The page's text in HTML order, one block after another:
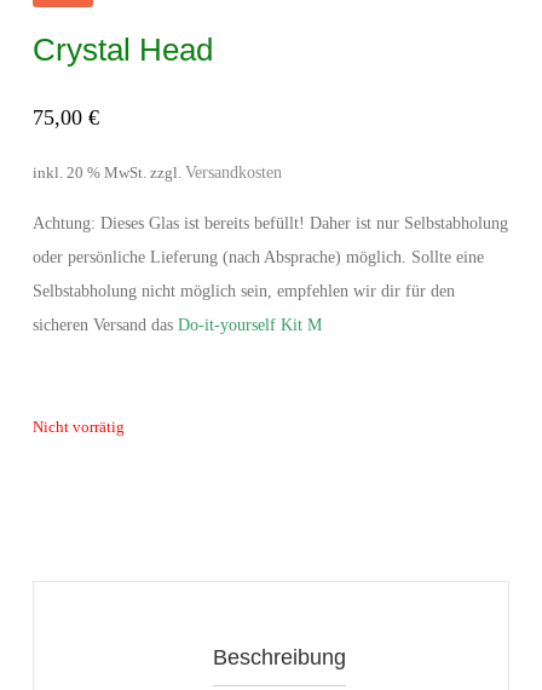
Crystal Head
75,00 €
inkl. 20 % MwSt. zzgl. Versandkosten
Achtung: Dieses Glas ist bereits befüllt! Daher ist nur Selbstabholung
oder persönliche Lieferung (nach Absprache) möglich. Sollte eine
Selbstabholung nicht möglich sein, empfehlen wir dir für den
sicheren Versand das Do-it-yourself Kit M
Nicht vorrätig
Beschreibung